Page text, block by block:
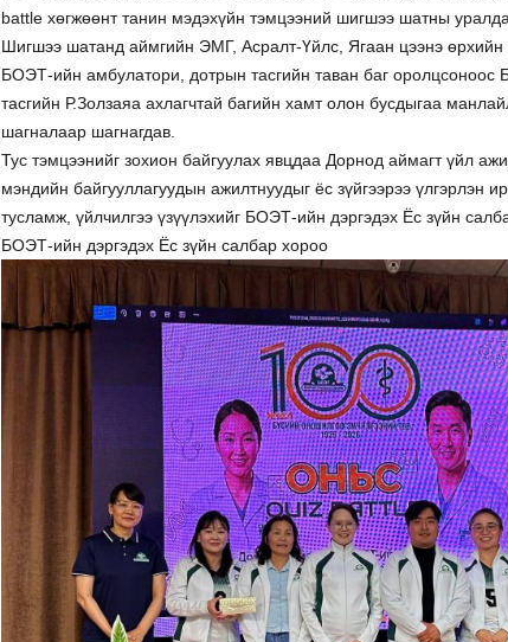
battle хөгжөөнт танин мэдэхүйн тэмцээний шигшээ шатны
Шигшээ шатанд аймгийн ЭМГ, Асралт-Үйлс, Ягаан цээнэ өрхийн
БОЭТ-ийн амбулатори, дотрын тасгийн таван баг
тасгийн Р.Золзаяа ахлагчтай багийн хамт олон бусдыгаа
шагналаар шагнагдав.
Тус тэмцээнийг зохион байгуулах явцдаа Дорнод аймагт үйл
мэндийн байгууллагуудын ажилтнуудыг ёс зүйгээрээ үлгэрлэн
тусламж, үйлчилгээ үзүүлэхийг БОЭТ-ийн дэргэдэх Ёс зүйн
БОЭТ-ийн дэргэдэх Ёс зүйн салбар хороо